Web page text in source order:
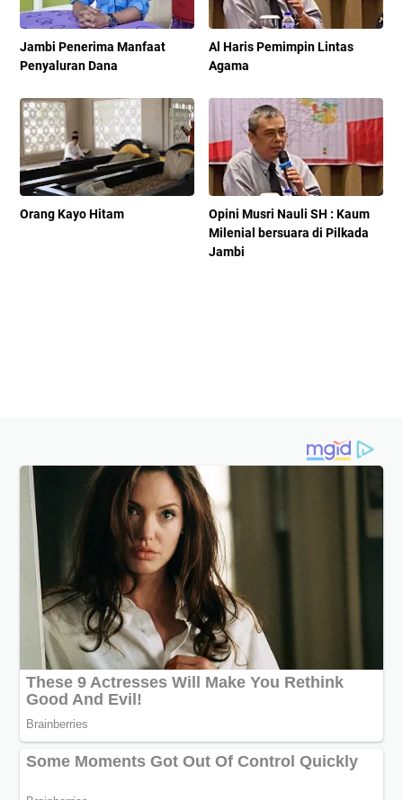
Jambi Penerima Manfaat
Penyaluran Dana
Al Haris Pemimpin Lintas
Agama
Orang Kayo Hitam
Opini Musri Nauli SH : Kaum
Milenial bersuara di Pilkada
Jambi